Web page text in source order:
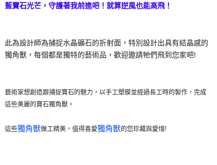
每筆NT$80，滿NT$3,000(含以上)免運費
藍寶石光芒，守護著我前進吧！就算逆風也能高飛！
此為設計師為捕捉水晶礦石的折射面，特別設計出具有結晶感的
獨角獸， 每個都是獨特的藝術品，歡迎邀請牠們飛到您家吧!
藝術家想創造跟捕捉寶石的魅力，以手工塑膜並經過長工時的製作， 完成
這些美麗的寶石獨角獸。
這些獨角獸做工精美，值得喜愛獨角獸的您珍藏與愛惜!